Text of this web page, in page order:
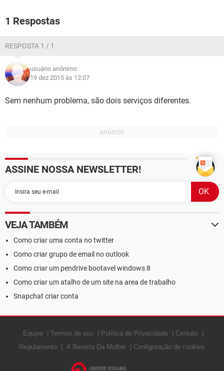
1 Respostas
RESPOSTA 1 / 1
usuário anônimo
19 dez 2015 às 12:07
Sem nenhum problema, são dois serviços diferentes.
ASSINE NOSSA NEWSLETTER!
VEJA TAMBÉM
Como criar uma conta no twitter
Como criar grupo de email no outlook
Como criar um pendrive bootavel windows 8
Como criar um atalho de um site na area de trabalho
Snapchat criar conta
Equipe Termos de uso Política de Privacidade
Contato
Regulamento
A Revista Da Mulher Configuração de cookies